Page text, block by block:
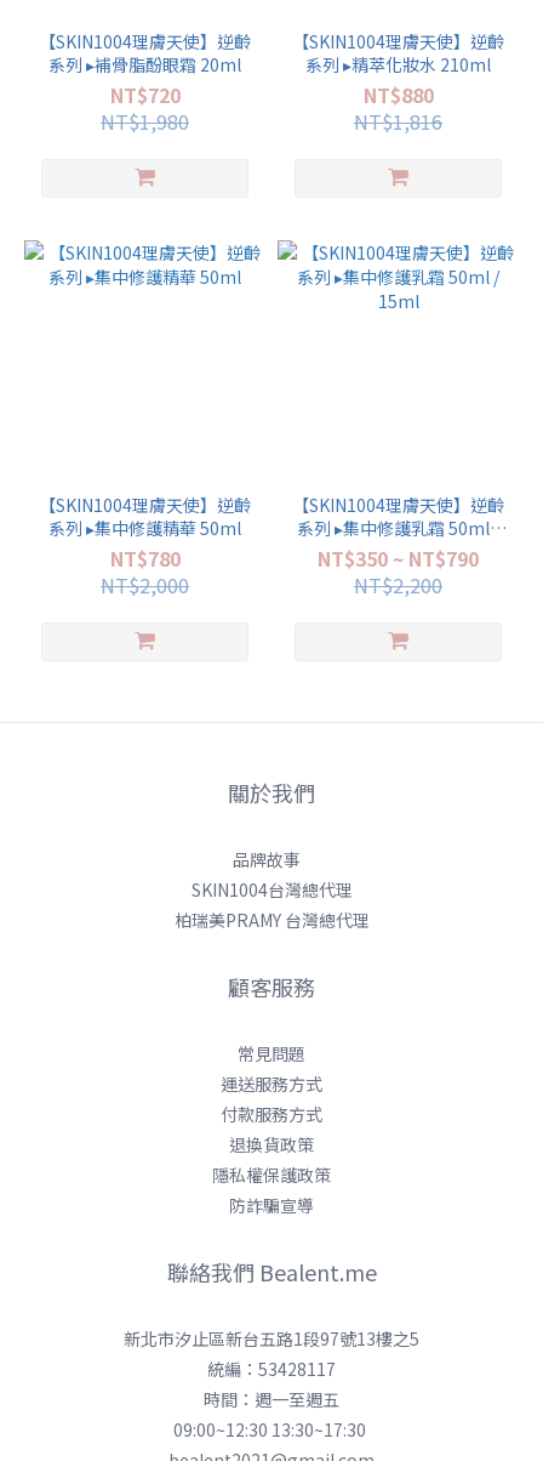
【SKIN1004理膚天使】逆齡
系列 ▸補骨脂酚眼霜 20ml
NT$720
NT$1,980
【SKIN1004理膚天使】逆齡
系列 ▸精萃化妝水 210ml
NT$880
NT$1,816
【SKIN1004理膚天使】逆齡
系列 ▸集中修護精華 50ml
NT$780
NT$2,000
【SKIN1004理膚天使】逆齡
系列 ▸集中修護乳霜 50ml /
15ml
NT$350 ~ NT$790
NT$2,200
關於我們
品牌故事
SKIN1004台灣總代理
柏瑞美PRAMY 台灣總代理
顧客服務
常見問題
運送服務方式
付款服務方式
退換貨政策
隱私權保護政策
防詐騙宣導
聯絡我們 Bealent.me
新北市汐止區新台五路1段97號13樓之5
統編：53428117
時間：週一至週五
09:00~12:30 13:30~17:30